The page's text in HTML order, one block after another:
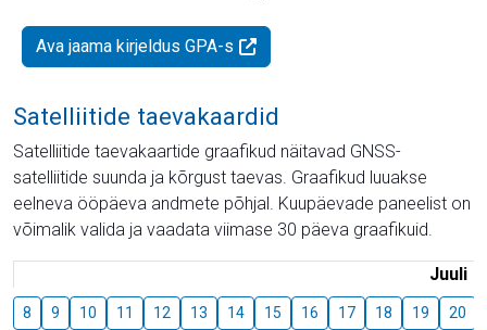
Ava jaama kirjeldus GPA-s
Satelliitide taevakaardid
Satelliitide taevakaartide graafikud näitavad GNSS-
satelliitide suunda ja kõrgust taevas. Graafikud luuakse
eelneva ööpäeva andmete põhjal. Kuupäevade paneelist on
võimalik valida ja vaadata viimase 30 päeva graafikuid.
Juuli
8 9 10 11 12 13 14 15 16 17 18 19 20